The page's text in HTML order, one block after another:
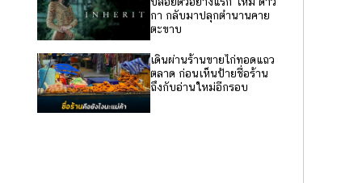
กา กลับมาปลุกตำนานคาย
ตะขาบ
เดินผ่านร้านขายไก่ทอดแถว
ตลาด ก่อนเห็นป้ายชื่อร้าน
ถึงกับอ่านใหม่อีกรอบ